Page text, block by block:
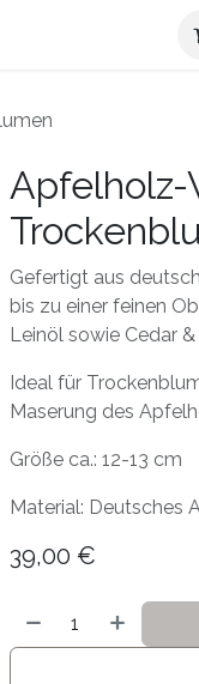
Apfelholz-
Gefertigt aus
bis zu einer feinen
Leinöl sowie Cedar
Ideal für
Maserung des
Größe ca.: 12-13 cm
Material: Deutsches
39,00 €